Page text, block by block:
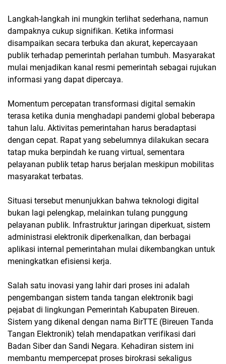
Langkah-langkah ini mungkin terlihat sederhana, namun
dampaknya cukup signifikan. Ketika informasi
disampaikan secara terbuka dan akurat, kepercayaan
publik terhadap pemerintah perlahan tumbuh. Masyarakat
mulai menjadikan kanal resmi pemerintah sebagai rujukan
informasi yang dapat dipercaya.
Momentum percepatan transformasi digital semakin
terasa ketika dunia menghadapi pandemi global beberapa
tahun lalu. Aktivitas pemerintahan harus beradaptasi
dengan cepat. Rapat yang sebelumnya dilakukan secara
tatap muka berpindah ke ruang virtual, sementara
pelayanan publik tetap harus berjalan meskipun mobilitas
masyarakat terbatas.
Situasi tersebut menunjukkan bahwa teknologi digital
bukan lagi pelengkap, melainkan tulang punggung
pelayanan publik. Infrastruktur jaringan diperkuat, sistem
administrasi elektronik diperkenalkan, dan berbagai
aplikasi internal pemerintahan mulai dikembangkan untuk
meningkatkan efisiensi kerja.
Salah satu inovasi yang lahir dari proses ini adalah
pengembangan sistem tanda tangan elektronik bagi
pejabat di lingkungan Pemerintah Kabupaten Bireuen.
Sistem yang dikenal dengan nama BirTTE (Bireuen Tanda
Tangan Elektronik) telah mendapatkan verifikasi dari
Badan Siber dan Sandi Negara. Kehadiran sistem ini
membantu mempercepat proses birokrasi sekaligus